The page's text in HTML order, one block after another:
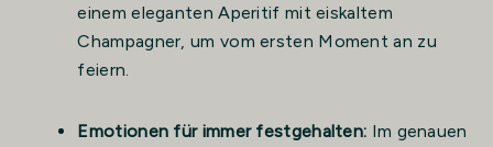
einem eleganten Aperitif mit eiskaltem
Champagner, um vom ersten Moment an zu
feiern.
Emotionen für immer festgehalten: Im genauen